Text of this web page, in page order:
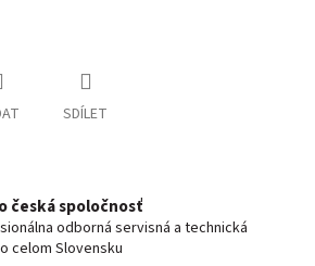
SDÍLET
česká spoločnosť
odborná servisná a technická
celom Slovensku